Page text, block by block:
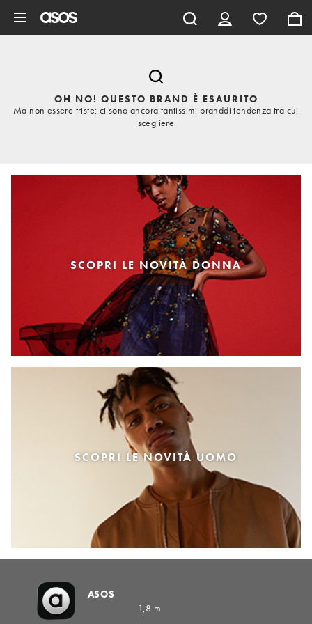
OH NO! QUESTO BRAND È ESAURITO
Ma non essere triste: ci sono ancora tantissimi branddi tendenza tra cui
scegliere
SCOPRI LE NOVITÀ DONNA
SCOPRI LE NOVITÀ UOMO
ASOS
1,8 m